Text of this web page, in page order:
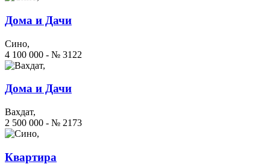
Дома и Дачи
Сино,
4 100 000 - № 3122
Дома и Дачи
Вахдат,
2 500 000 - № 2173
Квартира